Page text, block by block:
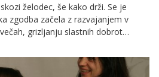
želodec, še kako drži. Se je
zgodba začela z razvajanjem v
grizljanju slastnih dobrot
kar je lepo, hitro mine. In
prikradejo pomanjkanje